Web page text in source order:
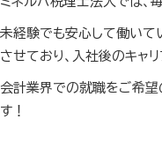
未経験でも安心して働いて
させており、入社後のキャ
会計業界での就職をご希望
す！